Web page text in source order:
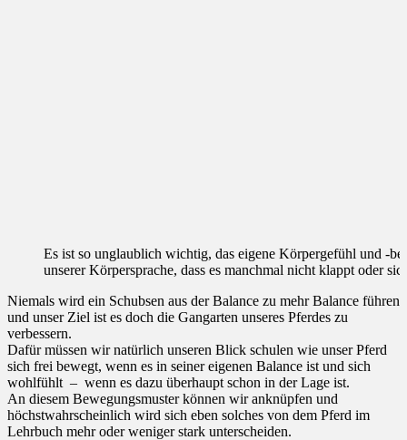
Es ist so unglaublich wichtig, das eigene Körpergefühl und -
unserer Körpersprache, dass es manchmal nicht klappt oder
Niemals wird ein Schubsen aus der Balance zu mehr Balance führen
und unser Ziel ist es doch die Gangarten unseres Pferdes zu
verbessern.
Dafür müssen wir natürlich unseren Blick schulen wie unser Pferd
sich frei bewegt, wenn es in seiner eigenen Balance ist und sich
wohlfühlt – wenn es dazu überhaupt schon in der Lage ist.
An diesem Bewegungsmuster können wir anknüpfen und
höchstwahrscheinlich wird sich eben solches von dem Pferd im
Lehrbuch mehr oder weniger stark unterscheiden.